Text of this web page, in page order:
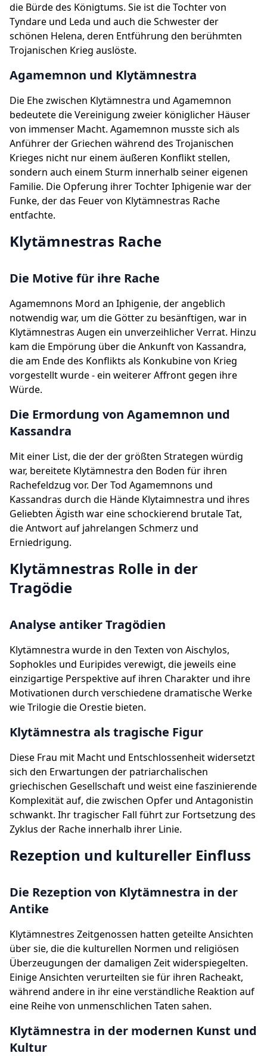
die Bürde des Königtums. Sie ist die Tochter von
Tyndare und Leda und auch die Schwester der
schönen Helena, deren Entführung den berühmten
Trojanischen Krieg auslöste.
Agamemnon und Klytämnestra
Die Ehe zwischen Klytämnestra und Agamemnon
bedeutete die Vereinigung zweier königlicher Häuser
von immenser Macht. Agamemnon musste sich als
Anführer der Griechen während des Trojanischen
Krieges nicht nur einem äußeren Konflikt stellen,
sondern auch einem Sturm innerhalb seiner eigenen
Familie. Die Opferung ihrer Tochter Iphigenie war der
Funke, der das Feuer von Klytämnestras Rache
entfachte.
Klytämnestras Rache
Die Motive für ihre Rache
Agamemnons Mord an Iphigenie, der angeblich
notwendig war, um die Götter zu besänftigen, war in
Klytämnestras Augen ein unverzeihlicher Verrat. Hinzu
kam die Empörung über die Ankunft von Kassandra,
die am Ende des Konflikts als Konkubine von Krieg
vorgestellt wurde - ein weiterer Affront gegen ihre
Würde.
Die Ermordung von Agamemnon und
Kassandra
Mit einer List, die der der größten Strategen würdig
war, bereitete Klytämnestra den Boden für ihren
Rachefeldzug vor. Der Tod Agamemnons und
Kassandras durch die Hände Klytaimnestra und ihres
Geliebten Ägisth war eine schockierend brutale Tat,
die Antwort auf jahrelangen Schmerz und
Erniedrigung.
Klytämnestras Rolle in der
Tragödie
Analyse antiker Tragödien
Klytämnestra wurde in den Texten von Aischylos,
Sophokles und Euripides verewigt, die jeweils eine
einzigartige Perspektive auf ihren Charakter und ihre
Motivationen durch verschiedene dramatische Werke
wie Trilogie die Orestie bieten.
Klytämnestra als tragische Figur
Diese Frau mit Macht und Entschlossenheit widersetzt
sich den Erwartungen der patriarchalischen
griechischen Gesellschaft und weist eine faszinierende
Komplexität auf, die zwischen Opfer und Antagonistin
schwankt. Ihr tragischer Fall führt zur Fortsetzung des
Zyklus der Rache innerhalb ihrer Linie.
Rezeption und kultureller Einfluss
Die Rezeption von Klytämnestra in der
Antike
Klytämnestres Zeitgenossen hatten geteilte Ansichten
über sie, die die kulturellen Normen und religiösen
Überzeugungen der damaligen Zeit widerspiegelten.
Einige Ansichten verurteilten sie für ihren Racheakt,
während andere in ihr eine verständliche Reaktion auf
eine Reihe von unmenschlichen Taten sahen.
Klytämnestra in der modernen Kunst und
Kultur